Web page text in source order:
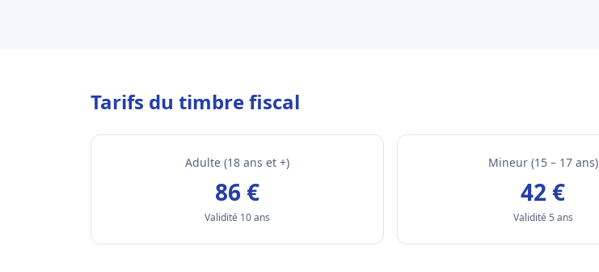
Tarifs du timbre fiscal
Adulte (18 ans et +)
86 €
Validité 10 ans
Mineur (15 – 17 ans)
42 €
Validité 5 ans